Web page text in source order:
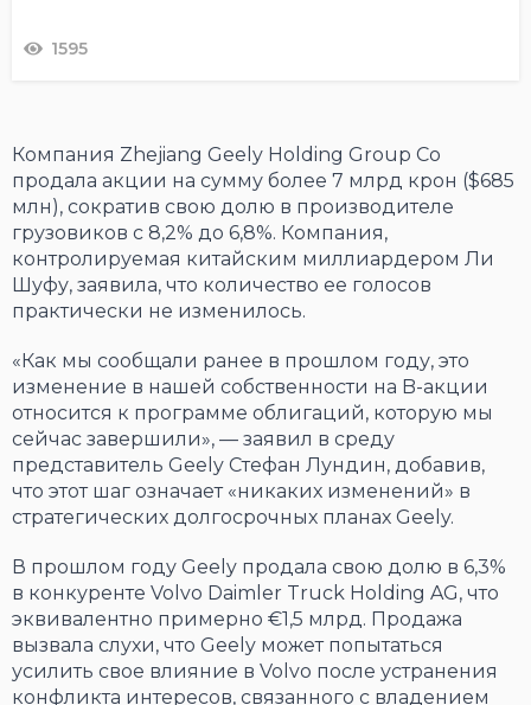
1595
Компания Zhejiang Geely Holding Group Co
продала акции на сумму более 7 млрд крон ($685
млн), сократив свою долю в производителе
грузовиков с 8,2% до 6,8%. Компания,
контролируемая китайским миллиардером Ли
Шуфу, заявила, что количество ее голосов
практически не изменилось.
«Как мы сообщали ранее в прошлом году, это
изменение в нашей собственности на B-акции
относится к программе облигаций, которую мы
сейчас завершили», — заявил в среду
представитель Geely Стефан Лундин, добавив,
что этот шаг означает «никаких изменений» в
стратегических долгосрочных планах Geely.
В прошлом году Geely продала свою долю в 6,3%
в конкуренте Volvo Daimler Truck Holding AG, что
эквивалентно примерно €1,5 млрд. Продажа
вызвала слухи, что Geely может попытаться
усилить свое влияние в Volvo после устранения
конфликта интересов, связанного с владением